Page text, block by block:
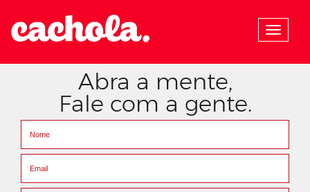
Menu
Abra a mente,
Fale com a gente.